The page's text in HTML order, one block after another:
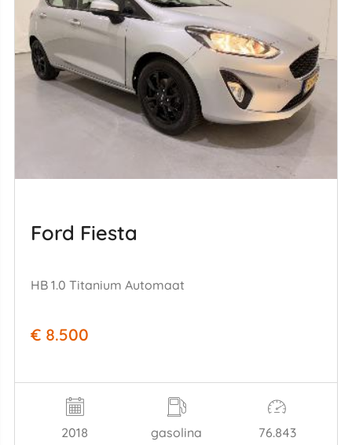
Ford Fiesta
HB 1.0 Titanium Automaat
€ 8.500
2018 gasolina 76.843